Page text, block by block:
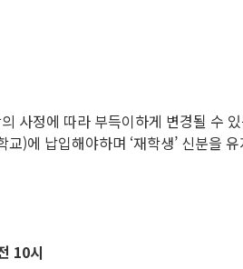
사정에 따라 부득이하게 변경될 수
)에 납입해야하며 ‘재학생’ 신분을
10시